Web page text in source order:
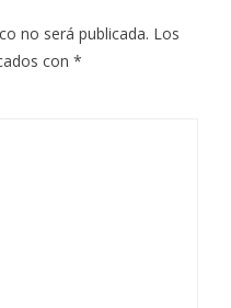
no será publicada. Los
con *